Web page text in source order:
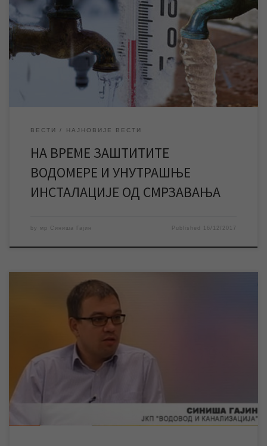
озбиљна оштећења мерног уређаја (водомера) и унутрашњих
водоводних инсталација у објектима, и из тог разлога
подсећамо кориснике да их, због зиме која је пред нама,
благовремено и на одговарајући начин заштите. На тај начин
могу да избегну прекиде водоснабдевањa у објектима, које су
последица […]
ВЕСТИ НАЈНОВИЈЕ ВЕСТИ
НА ВРЕМЕ ЗАШТИТИТЕ
ВОДОМЕРЕ И УНУТРАШЊЕ
ИНСТАЛАЦИЈЕ ОД СМРЗАВАЊА
by мр Синиша Гајин Published 16/12/2017
У изјави за РТВ „САНТОС“ Синиша Гајин, руководилац Службе
информисања и пословних комуникација ЈКП „Водовод и
канализација“, говорио је о обрачунавању законске затезне
камате корисницима који нису на време, односно до датума
доспећа рачуна за услуге предузећа на наплату, измирили
своје обавезе према ЈКП „Водовод и канализација“. Од када је